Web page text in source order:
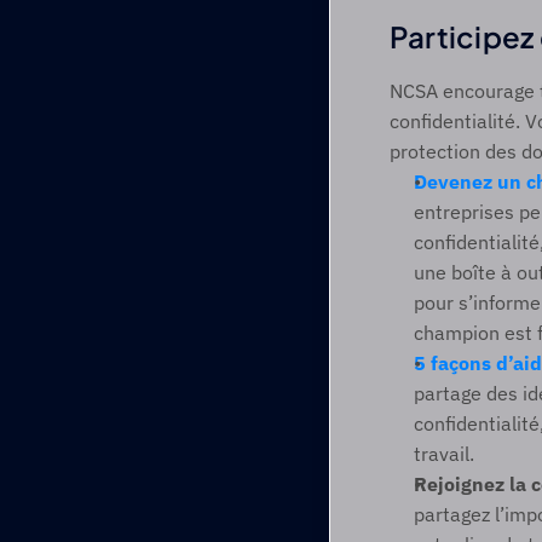
NCSA
confidentialité.
protection des
Devenez un
entreprises
une boîte à
pour
champion est
5 façons
partage des
travail.
Rejoignez la
partagez